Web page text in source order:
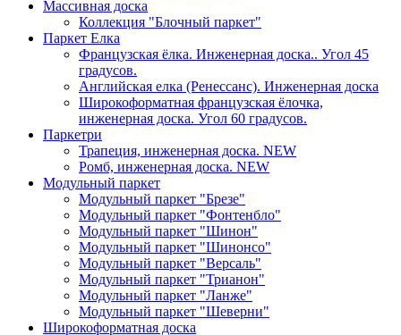
Массивная доска
Коллекция "Блочный паркет"
Паркет Елка
Французская ёлка. Инженерная доска.. Угол 45
градусов.
Английская елка (Ренессанс). Инженерная доска
Широкоформатная французская ёлочка,
инженерная доска. Угол 60 градусов.
Паркетри
Трапеция, инженерная доска. NEW
Ромб, инженерная доска. NEW
Модульный паркет
Модульный паркет "Брезе"
Модульный паркет "Фонтенбло"
Модульный паркет "Шинон"
Модульный паркет "Шинонсо"
Модульный паркет "Версаль"
Модульный паркет "Трианон"
Модульный паркет "Ланже"
Модульный паркет "Шеверни"
Широкоформатная доска